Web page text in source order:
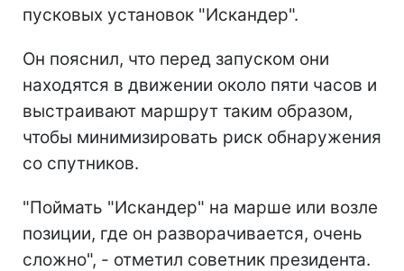
пусковых установок "Искандер".
Он пояснил, что перед запуском они
находятся в движении около пяти часов и
выстраивают маршрут таким образом,
чтобы минимизировать риск обнаружения
со спутников.
"Поймать "Искандер" на марше или возле
позиции, где он разворачивается, очень
сложно", - отметил советник президента.